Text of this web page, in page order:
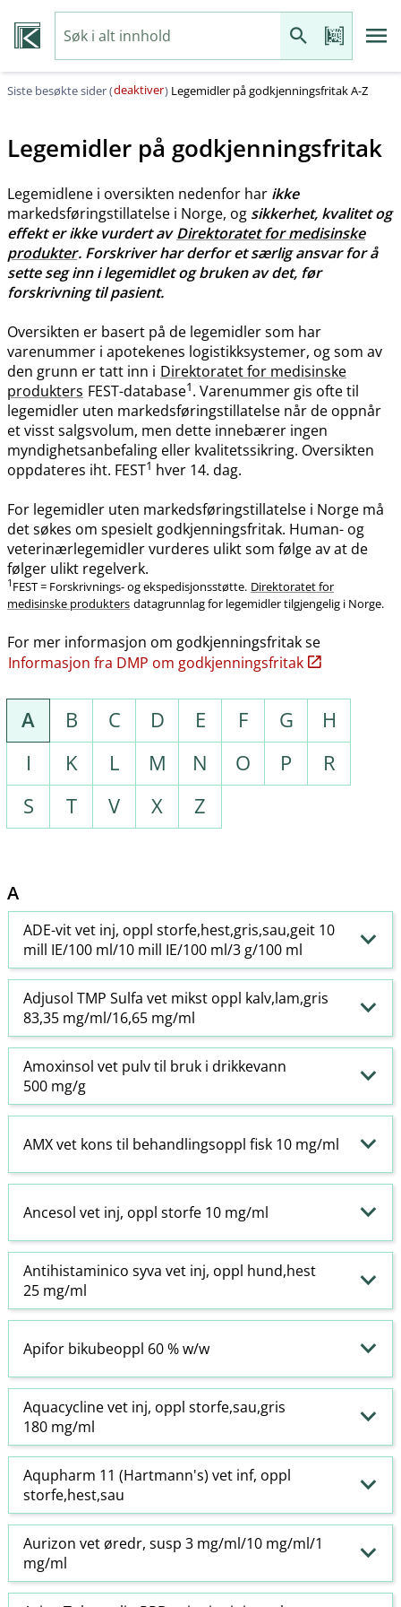
Siste besøkte sider (deaktiver) Legemidler på godkjenningsfritak A-Z
Legemidler på godkjenningsfritak
Legemidlene i oversikten nedenfor har ikke
markedsføringstillatelse i Norge, og sikkerhet, kvalitet og
effekt er ikke vurdert avDirektoratet for medisinske
produkter. Forskriver har derfor et særlig ansvar for å
sette seg inn i legemidlet og bruken av det, før
forskrivning til pasient.
Oversikten er basert på de legemidler som har
varenummer i apotekenes logistikksystemer, og som av
den grunn er tatt inn i Direktoratet for medisinske
produkters FEST-database1. Varenummer gis ofte til
legemidler uten markedsføringstillatelse når de oppnår
et visst salgsvolum, men dette innebærer ingen
myndighetsanbefaling eller kvalitetssikring. Oversikten
oppdateres iht. FEST1 hver 14. dag.
For legemidler uten markedsføringstillatelse i Norge må
det søkes om spesielt godkjenningsfritak. Human- og
veterinærlegemidler vurderes ulikt som følge av at de
følger ulikt regelverk.
1 FEST = Forskrivnings- og ekspedisjonsstøtte. Direktoratet for
medisinske produkters datagrunnlag for legemidler tilgjengelig i Norge.
For mer informasjon om godkjenningsfritak se
Informasjon fra DMP om godkjenningsfritak
A B C D E F G
H
I
K L M N O P
R
S
T V X Z
A
ADE-vit vet inj, oppl storfe,hest,gris,sau,geit 10
mill IE/100 ml/10 mill IE/100 ml/3 g/100 ml
Adjusol TMP Sulfa vet mikst oppl kalv,lam,gris
83,35 mg/ml/16,65 mg/ml
Amoxinsol vet pulv til bruk i drikkevann
500 mg/g
AMX vet kons til behandlingsoppl fisk 10 mg/ml
Ancesol vet inj, oppl storfe 10 mg/ml
Antihistaminico syva vet inj, oppl hund,hest
25 mg/ml
Apifor bikubeoppl 60 % w​/​w
Aquacycline vet inj, oppl storfe,sau,gris
180 mg/ml
Aqupharm 11 (Hartmann's) vet inf, oppl
storfe,hest,sau
Aurizon vet øredr, susp 3 mg/ml/10 mg/ml/1
mg/ml